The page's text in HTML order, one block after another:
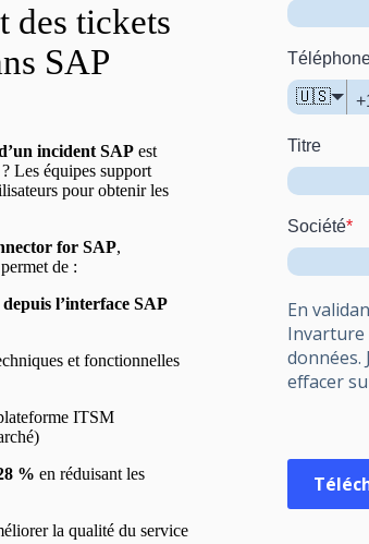
des tickets
SAP
incident SAP est
Les équipes support
pour obtenir les
for SAP,
de :
l’interface SAP
et fonctionnelles
ITSM
% en réduisant les
la qualité du service
🇺🇸
Titre
Société*
En
Invarture
données.
effacer